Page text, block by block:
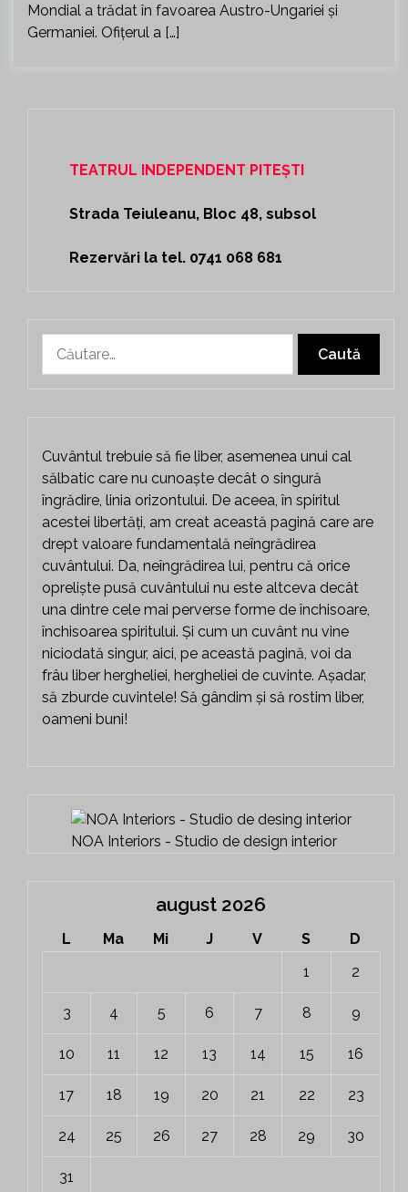
Mondial a trădat în favoarea Austro-Ungariei și
Germaniei. Ofițerul a […]
TEATRUL INDEPENDENT PITEȘTI
Strada Teiuleanu, Bloc 48, subsol
Rezervări la tel. 0741 068 681
după:
Cuvântul trebuie să fie liber, asemenea unui cal
sălbatic care nu cunoaște decât o singură
îngrădire, linia orizontului. De aceea, în spiritul
acestei libertăți, am creat această pagină care are
drept valoare fundamentală neîngrădirea
cuvântului. Da, neîngrădirea lui, pentru că orice
opreliște pusă cuvântului nu este altceva decât
una dintre cele mai perverse forme de închisoare,
închisoarea spiritului. Și cum un cuvânt nu vine
niciodată singur, aici, pe această pagină, voi da
frâu liber hergheliei, hergheliei de cuvinte. Așadar,
să zburde cuvintele! Să gândim și să rostim liber,
oameni buni!
NOA Interiors - Studio de design interior
august 2026
L Ma Mi J V S
D
1
2
3 4 5 6 7 8 9
10 11 12 13 14 15 16
17 18 19 20 21 22 23
24 25 26 27 28 29 30
31